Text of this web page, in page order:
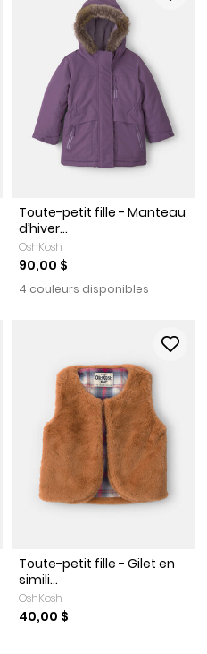
Toute-petit fille - Manteau
d’hiver...
OshKosh
90,00 $
4 couleurs disponibles
le fabricant
rabais
Toute-petit fille - Gilet en
simili...
OshKosh
40,00 $